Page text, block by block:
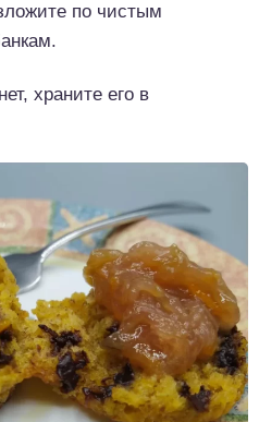
по чистым
храните его в